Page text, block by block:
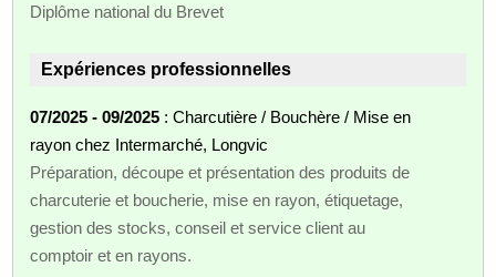
Diplôme national du Brevet
Expériences professionnelles
07/2025 - 09/2025 : Charcutière / Bouchère / Mise en
rayon chez Intermarché, Longvic
Préparation, découpe et présentation des produits de
charcuterie et boucherie, mise en rayon, étiquetage,
gestion des stocks, conseil et service client au
comptoir et en rayons.